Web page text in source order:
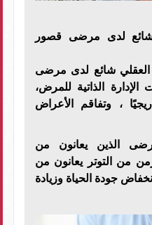
لدى مرضى قصور
العقلي شائع لدى مرضى
الذاتية للمرض،
، وتفاقم الأعراض
الذين يعانون من
من التوتر يعانون من
جودة الحياة وزيادة